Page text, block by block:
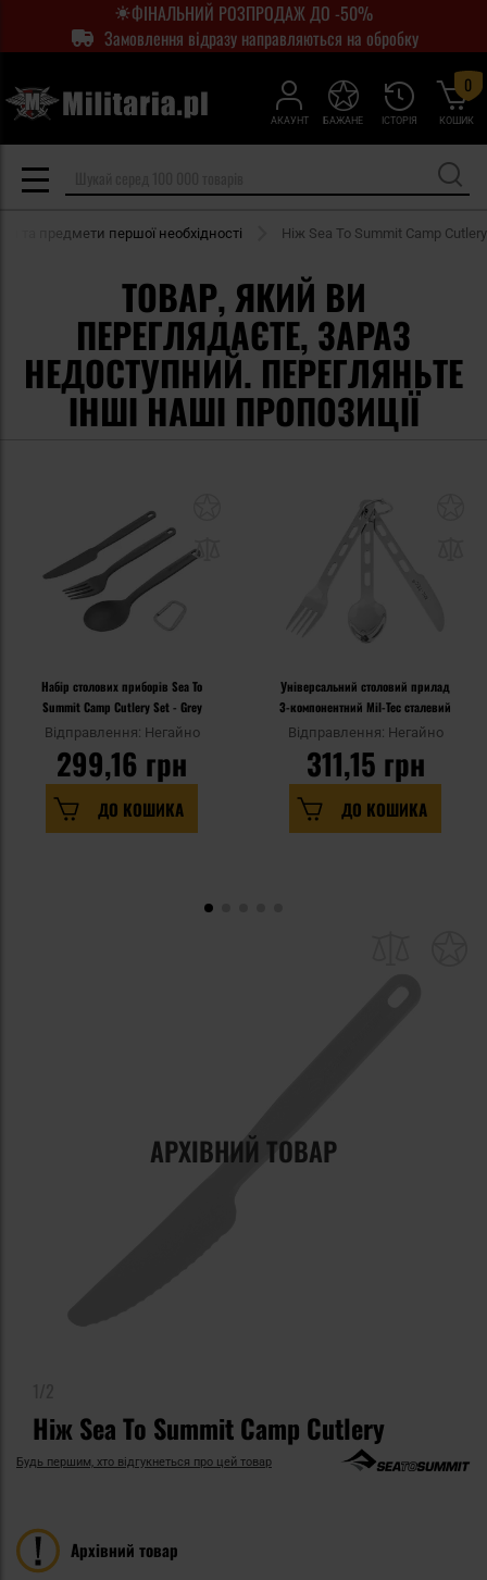
ФІНАЛЬНИЙ РОЗПРОДАЖ ДО -50%
Замовлення відразу направляються на обробку
АКАУНТ ІСТОРІЯ
БАЖАНЕ КОШИК
0
та предмети першої необхідності Ніж Sea To Summit Camp Cutlery
ТОВАР, ЯКИЙ ВИ
ПЕРЕГЛЯДАЄТЕ, ЗАРАЗ
НЕДОСТУПНИЙ. ПЕРЕГЛЯНЬТЕ
ІНШІ НАШІ ПРОПОЗИЦІЇ
Набір столових приборів Sea To
Summit Camp Cutlery Set - Grey
Відправлення: Негайно
299,16 грн
ДО КОШИКА
Універсальний столовий прилад
3-компонентний Mil-Tec сталевий
Відправлення: Негайно
311,15 грн
ДО КОШИКА
АРХІВНИЙ ТОВАР
Ніж Sea To Summit Camp Cutlery
Будь першим, хто відгукнеться про цей товар
Архівний товар